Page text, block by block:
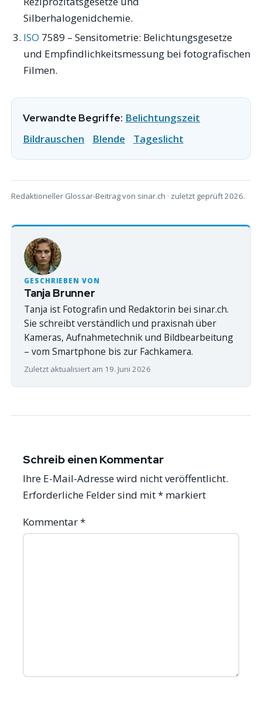
Silberhalogenidchemie.
ISO 7589 – Sensitometrie: Belichtungsgesetze
und Empfindlichkeitsmessung bei fotografischen
Filmen.
Verwandte Begriffe: Belichtungszeit
Bildrauschen
Blende Tageslicht
Redaktioneller Glossar-Beitrag von sinar.ch · zuletzt geprüft 2026.
GESCHRIEBEN VON
Tanja Brunner
Tanja ist Fotografin und Redaktorin bei sinar.ch.
Sie schreibt verständlich und praxisnah über
Kameras, Aufnahmetechnik und Bildbearbeitung
– vom Smartphone bis zur Fachkamera.
Zuletzt aktualisiert am 19. Juni 2026
Schreib einen Kommentar
Ihre E-Mail-Adresse wird nicht veröffentlicht.
Erforderliche Felder sind mit* markiert
Kommentar*